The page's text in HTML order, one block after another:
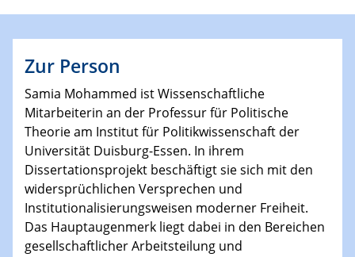
Zur Person
Samia Mohammed ist Wissenschaftliche
Mitarbeiterin an der Professur für Politische
Theorie am Institut für Politikwissenschaft der
Universität Duisburg-Essen. In ihrem
Dissertationsprojekt beschäftigt sie sich mit den
widersprüchlichen Versprechen und
Institutionalisierungsweisen moderner Freiheit.
Das Hauptaugenmerk liegt dabei in den Bereichen
gesellschaftlicher Arbeitsteilung und